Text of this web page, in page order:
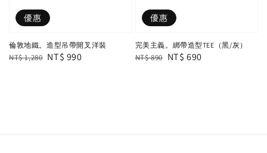
優惠
倫敦地鐵。造型吊帶開叉洋裝
Regular
NT$ 1,280 Sale
NT$ 990
優惠
完美主義。綁帶造型TEE（黑/灰）
Regular
NT$ 890 Sale
NT$ 690